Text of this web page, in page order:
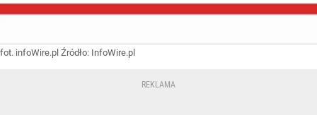
fot. infoWire.pl Źródło: InfoWire.pl